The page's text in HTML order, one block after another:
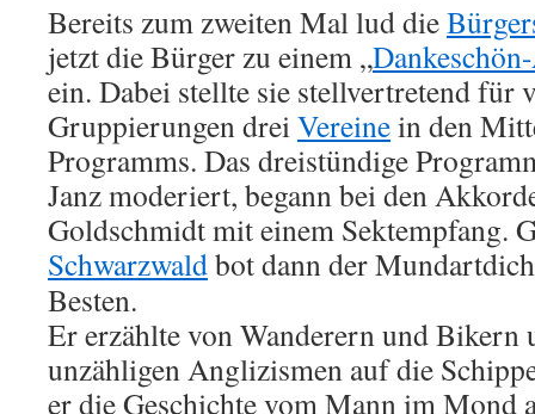
Bereits zum zweiten Mal lud die
jetzt die Bürger zu einem „
ein. Dabei stellte sie stellvertretend für
Gruppierungen dreiVereinein den
Programms. Das dreistündige
Janz moderiert, begann bei den
Goldschmidt mit einem Sektempfang.
Schwarzwaldbot dann der
Besten.
Er erzählte von Wanderern und Bikern
unzähligen Anglizismen auf die
er die Geschichte vom Mann im Mond